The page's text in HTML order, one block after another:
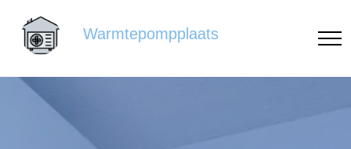
Warmtepompplaats